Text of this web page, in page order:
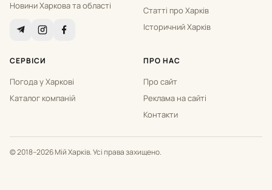
Новини Харкова та області
Статті про Харків
Історичний Харків
СЕРВІСИ
Погода у Харкові
Каталог компаній
ПРО НАС
Про сайт
Реклама на сайті
Контакти
© 2018–2026 Мій Харків. Усі права захищено.